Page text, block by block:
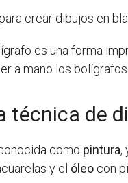
crear dibujos en
es una forma
a mano los
técnica de
como pintura,
y el óleo con